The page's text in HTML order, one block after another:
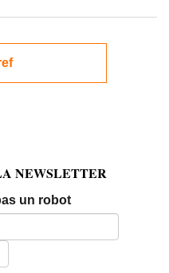
NEWSLETTER
un robotEmail